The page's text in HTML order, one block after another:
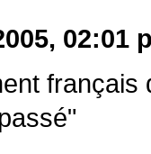
02:01